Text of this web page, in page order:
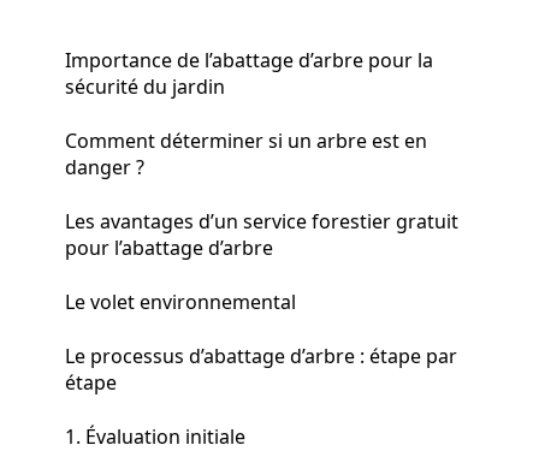
Importance de l’abattage d’arbre pour la
sécurité du jardin
Comment déterminer si un arbre est en
danger ?
Les avantages d’un service forestier gratuit
pour l’abattage d’arbre
Le volet environnemental
Le processus d’abattage d’arbre : étape par
étape
1. Évaluation initiale